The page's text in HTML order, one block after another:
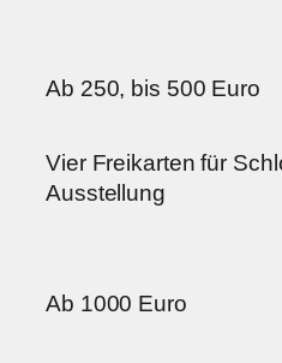
Ab 250, bis 500 Euro
Vier Freikarten für
Ausstellung
Ab 1000 Euro